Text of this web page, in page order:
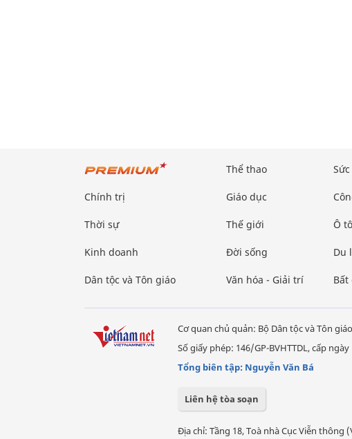
Chính trị
Thời sự
Kinh doanh
Dân tộc và Tôn giáo
Thể thao
Giáo dục
Thế giới
Đời sống
Văn hóa - Giải trí
Ô
Du
Bất
Cơ quan chủ quản: Bộ Dân tộc và Tôn giáo
Số giấy phép: 146/GP-BVHTTDL, cấp
Tổng biên tập: Nguyễn Văn Bá
Liên hệ tòa soạn
Địa chỉ: Tầng 18, Toà nhà Cục Viễn thông